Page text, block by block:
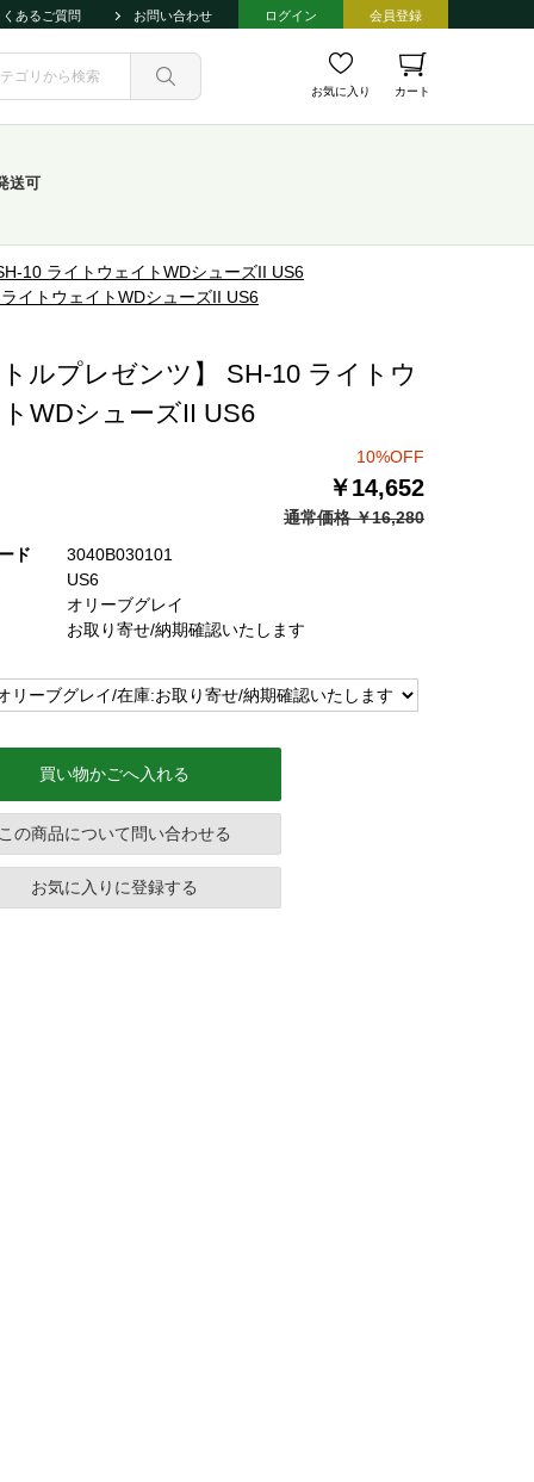
くあるご質問 お問い合わせ ログイン 会員登録
お気に入り カート
送可
10 ライトウェイトWDシューズII US6
イトウェイトWDシューズII US6
トルプレゼンツ】 SH-10 ライトウ
WDシューズII US6
10%OFF
￥14,652
通常価格 ￥16,280
ド
3040B030101
US6
オリーブグレイ
お取り寄せ/納期確認いたします
買い物かごへ入れる
この商品について問い合わせる
お気に入りに登録する